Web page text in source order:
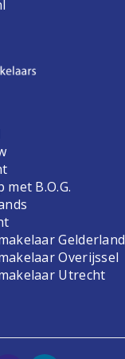
met B.O.G.
Gelderland
Overijssel
Utrecht